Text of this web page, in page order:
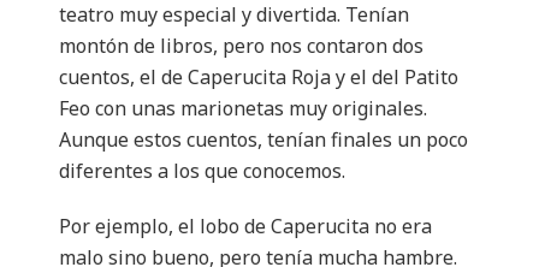
teatro muy especial y divertida. Tenían
montón de libros, pero nos contaron dos
cuentos, el de Caperucita Roja y el del Patito
Feo con unas marionetas muy originales.
Aunque estos cuentos, tenían finales un poco
diferentes a los que conocemos.
Por ejemplo, el lobo de Caperucita no era
malo sino bueno, pero tenía mucha hambre.